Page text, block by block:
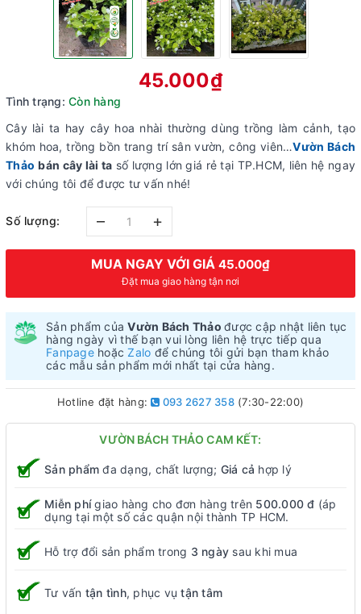
45.000₫
Tình trạng: Còn hàng
Cây lài ta hay cây hoa nhài thường dùng trồng làm cảnh, tạo
khóm hoa, trồng bồn trang trí sân vườn, công viên…Vườn Bách
Thảo bán cây lài ta số lượng lớn giá rẻ tại TP.HCM, liên hệ ngay
với chúng tôi để được tư vấn nhé!
Số lượng: – +
MUA NGAY VỚI GIÁ 45.000₫
Đặt mua giao hàng tận nơi
Sản phẩm củaVườn Bách Thảo được cập nhật liên tục
hàng ngày vì thế bạn vui lòng liên hệ trực tiếp qua
FanpagehoặcZalo để chúng tôi gửi bạn tham khảo
các mẫu sản phẩm mới nhất tại cửa hàng.
Hotline đặt hàng: 093 2627 358(7:30-22:00)
VƯỜN BÁCH THẢO CAM KẾT:
Sản phẩm đa dạng, chất lượng; Giá cả hợp lý
Miễn phígiao hàng cho đơn hàng trên 500.000 đ (áp
dụng tại một số các quận nội thành TP HCM.
Hỗ trợ đổi sản phẩm trong 3 ngày sau khi mua
Tư vấn tận tình, phục vụtận tâm